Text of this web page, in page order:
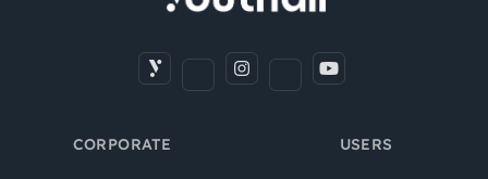
CORPORATE USERS